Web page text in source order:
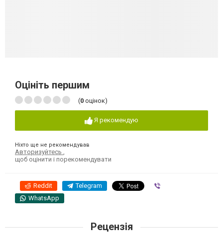
Оцініть першим
(0 оцінок)
Я рекомендую
Ніхто ще не рекомендував
Авторизуйтесь
щоб оцінити і порекомендувати
Reddit Telegram
WhatsApp
Рецензія